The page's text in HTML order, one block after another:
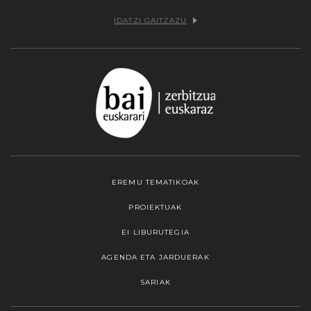
IDATZI GAITZAZU
EREMU TEMATIKOAK
PROIEKTUAK
EI LIBURUTEGIA
AGENDA ETA JARDUERAK
SARIAK